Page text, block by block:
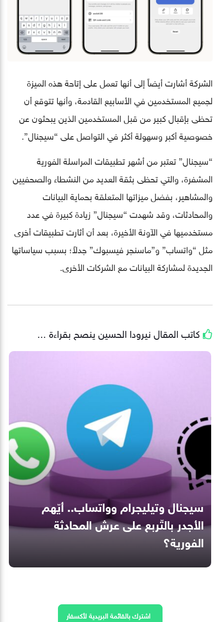
الشركة أشارت أيضاً إلى أنها تعمل على إتاحة هذه الميزة
لجميع المستخدمين في الأسابيع القادمة، وأنها تتوقع أن
تحظى بإقبال كبير من قبل المستخدمين الذين يبحثون عن
خصوصية أكبر وسهولة أكثر في التواصل على “سيجنال”.
“سيجنال” تعتبر من أشهر تطبيقات المراسلة الفورية
المشفرة، والتي تحظى بثقة العديد من النشطاء والصحفيين
والمشاهير، بفضل ميزاتها المتعلقة بحماية البيانات
والمحادثات، وقد شهدت “سيجنال” زيادة كبيرة في عدد
مستخدميها في الآونة الأخيرة، بعد أن أثارت تطبيقات أخرى
مثل “واتساب” و”ماسنجر فيسبوك” جدلاً؛ بسبب سياساتها
الجديدة لمشاركة البيانات مع الشركات الأخرى.
كاتب المقال نيرودا الحسين ينصح بقراءة ...
سيجنال وتيليجرام وواتساب.. أيّهم
الأجدر بالتّربع على عرش المحادثة
الفورية؟
اشترك بالقائمة البريدية لأكسفار